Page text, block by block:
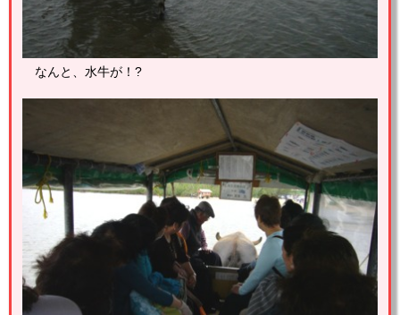
なんと、水牛が！?